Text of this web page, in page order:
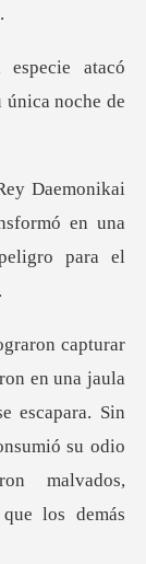
e atacó
en una
escapara. Sin
su odio